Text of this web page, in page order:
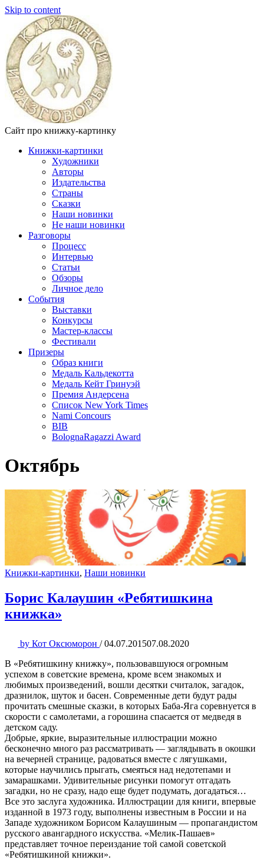
Skip to content
Сайт про книжку-картинку
Книжки-картинки
Художники
Авторы
Издательства
Страны
Сказки
Наши новинки
Не наши новинки
Разговоры
Процесс
Интервью
Статьи
Обзоры
Личное дело
События
Выставки
Конкурсы
Мастер-классы
Фестивали
Призеры
Образ книги
Медаль Кальдекотта
Медаль Кейт Гринуэй
Премия Андерсена
Список New York Times
Nami Concours
BIB
BolognaRagazzi Award
Октябрь
Книжки-картинки, Наши новинки
Борис Калаушин «Ребятишкина
книжка»
by Кот Оксюморон / 04.07.201507.08.2020
В «Ребятишкину книжку», пользовавшуюся огромным
успехом в советские времена, кроме всем знакомых и
любимых произведений, вошли десятки считалок, загадок,
дразнилок, шуток и басен. Современные дети будут рады
прочитать смешные сказки, в которых Баба-Яга соревнуется в
скорости с самолетами, а горошина спасается от медведя в
детском саду.
Добрые, яркие, выразительные иллюстрации можно
бесконечно много раз рассматривать — заглядывать в окошки
на вечерней странице, радоваться вместе с лягушками,
которые научились прыгать, смеяться над недотепами и
замарашками. Удивительные рисунки помогут отгадать
загадки, но не сразу, надо еще будет подумать, догадаться…
Все это заслуга художника. Иллюстрации для книги, впервые
изданной в 1973 году, выполнены известным в России и на
Западе художником Борисом Калаушиным — пропагандистом
русского авангардного искусства. «Мелик-Пашаев»
представляет точное переиздание той самой советской
«Ребятишкиной книжки».